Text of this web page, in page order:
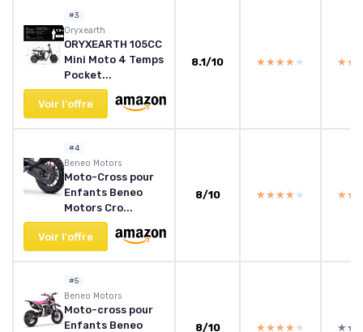
#3
‎Oryxearth
ORYXEARTH 105CC
Mini Moto 4 Temps
Pocket...
Voir l'offre
8.1/10 ★★★★★
★★★★★
#4
Beneo Motors
Moto-Cross pour
Enfants Beneo
Motors Cro...
Voir l'offre
8/10 ★★★★★
★★★★★
#5
‎Beneo Motors
Moto-cross pour
Enfants Beneo
8/10 ★★★★★
★★★★★